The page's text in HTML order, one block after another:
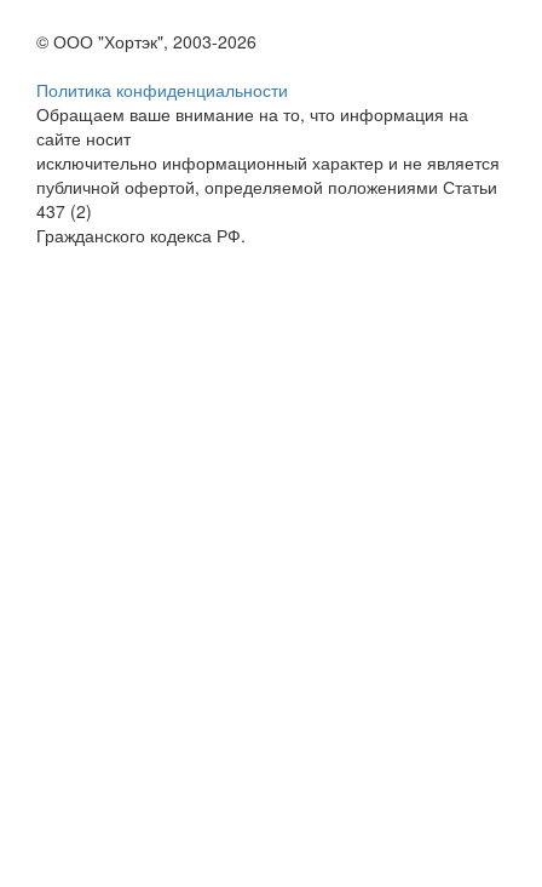
© ООО "Хортэк", 2003-2026
Политика конфиденциальности
Обращаем ваше внимание на то, что информация на
сайте носит
исключительно информационный характер и не является
публичной офертой, определяемой положениями Статьи
437 (2)
Гражданского кодекса РФ.